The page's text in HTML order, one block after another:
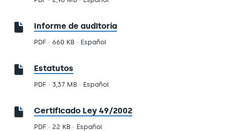
Informe de auditoría
PDF · 660 KB · Español
Estatutos
PDF · 3,37 MB · Español
Certificado Ley 49/2002
PDF · 22 KB · Español